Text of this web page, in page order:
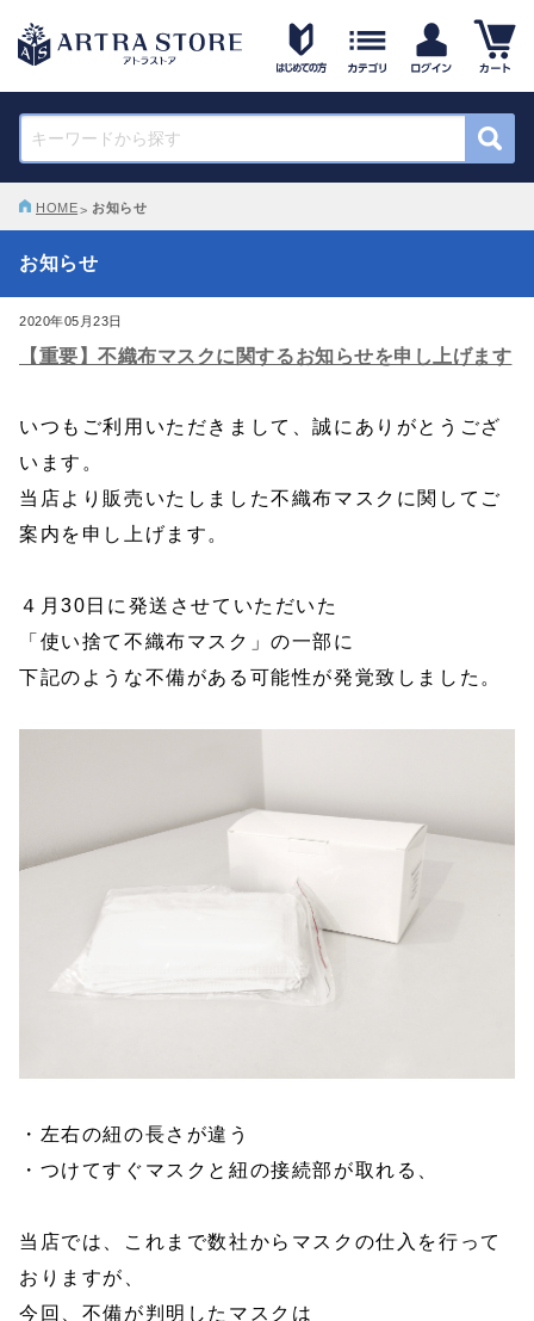
HOME お知らせ
お知らせ
2020年05月23日
【重要】不織布マスクに関するお知らせを申し上げます
いつもご利用いただきまして、誠にありがとうござ
います。
当店より販売いたしました不織布マスクに関してご
案内を申し上げます。
４月30日に発送させていただいた
「使い捨て不織布マスク」の一部に
下記のような不備がある可能性が発覚致しました。
・左右の紐の長さが違う
・つけてすぐマスクと紐の接続部が取れる、
当店では、これまで数社からマスクの仕入を行って
おりますが、
今回、不備が判明したマスクは